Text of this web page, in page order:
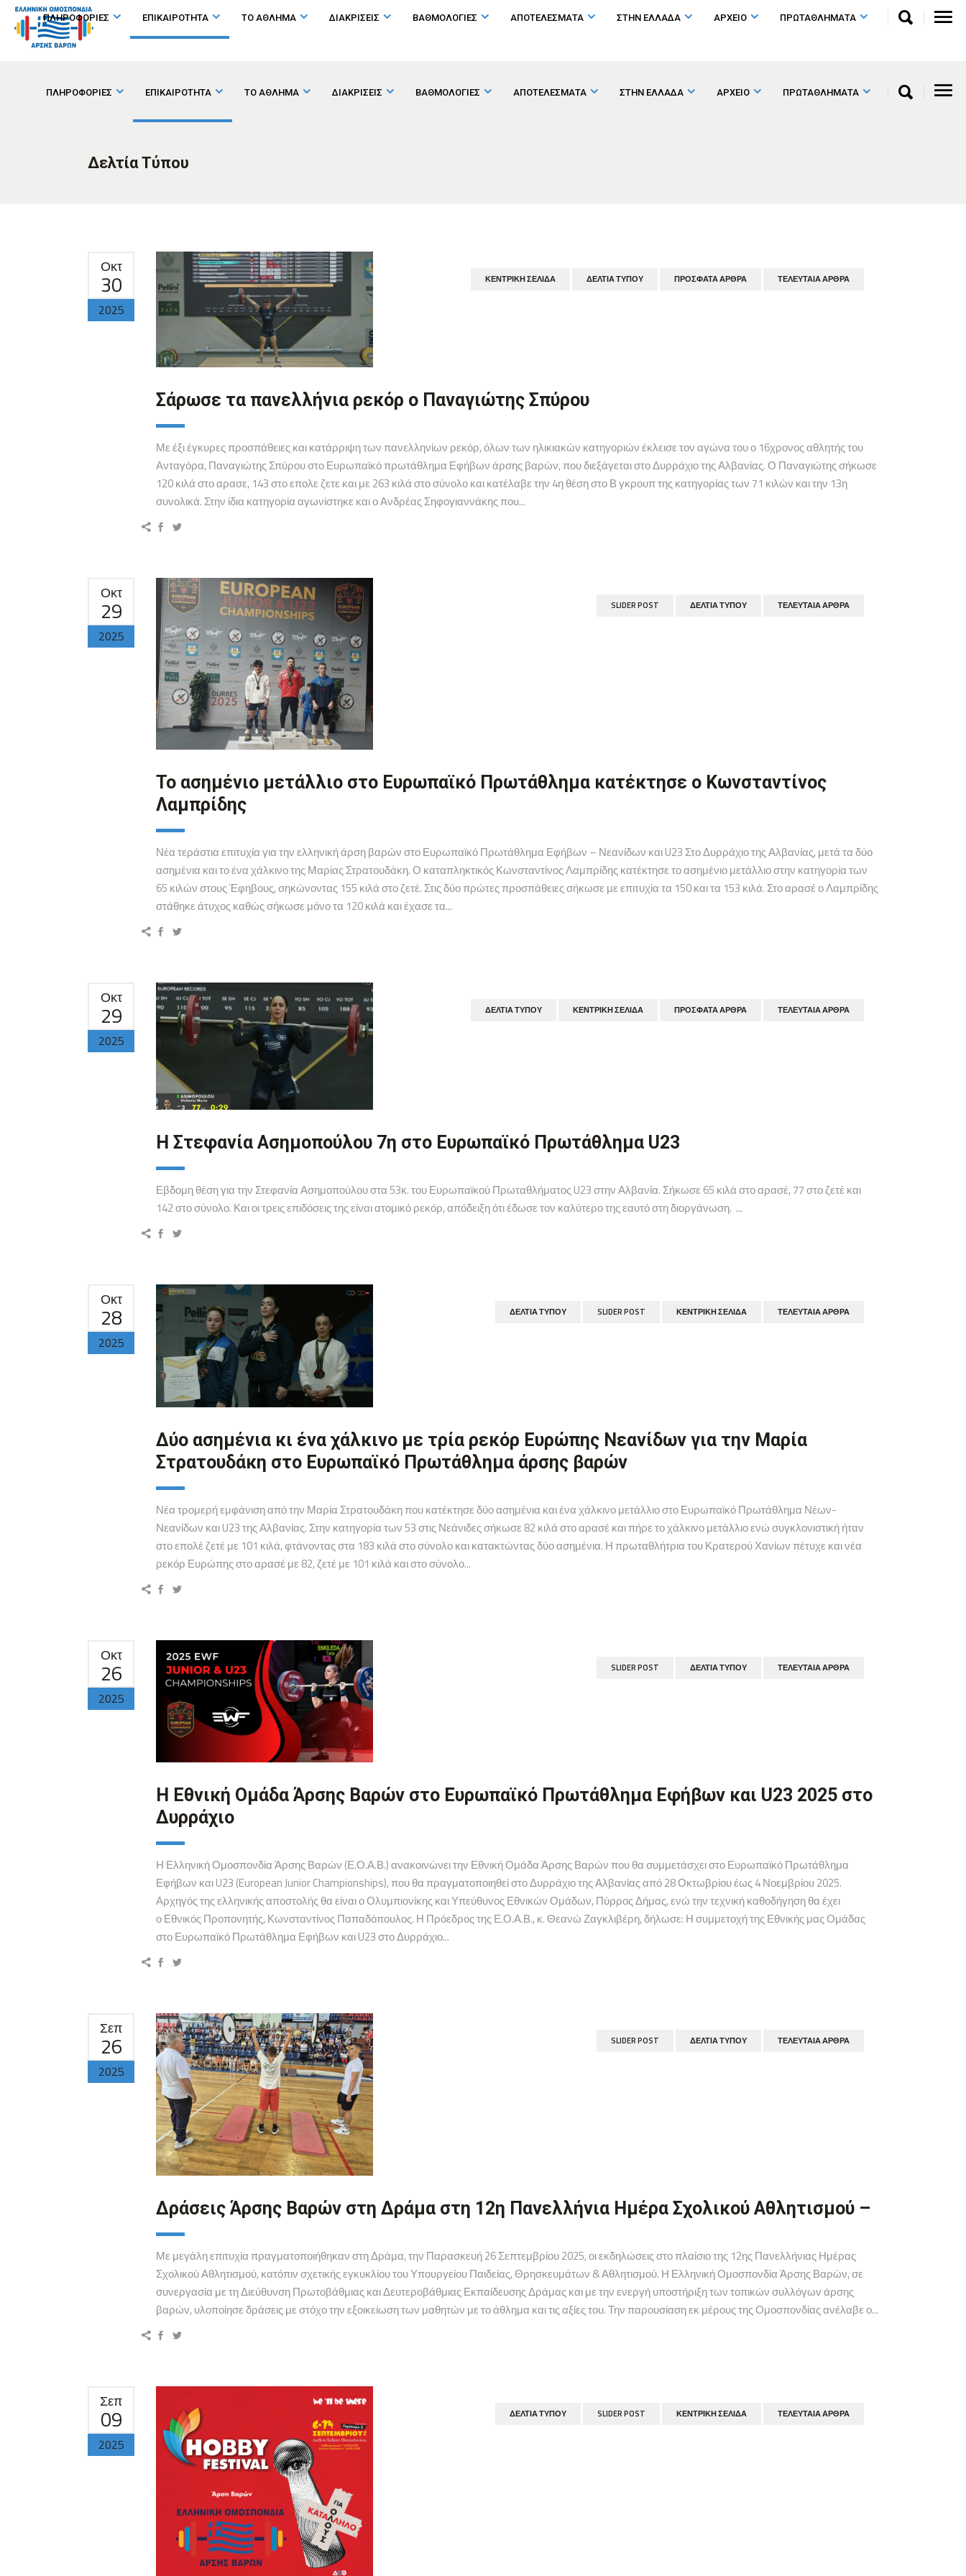
ΠΛΗΡΟΦΟΡΙΕΣ ΕΠΙΚΑΙΡΟΤΗΤΑ ΤΟ ΑΘΛΗΜΑ ΔΙΑΚΡΙΣΕΙΣ ΒΑΘΜΟΛΟΓΙΕΣ ΑΠΟΤΕΛΕΣΜΑΤΑ ΣΤΗΝ ΕΛΛΑΔΑ ΑΡΧΕΙΟ ΠΡΩΤΑΘΛΗΜΑΤΑ
ΠΛΗΡΟΦΟΡΙΕΣ ΕΠΙΚΑΙΡΟΤΗΤΑ ΤΟ ΑΘΛΗΜΑ ΔΙΑΚΡΙΣΕΙΣ ΒΑΘΜΟΛΟΓΙΕΣ ΑΠΟΤΕΛΕΣΜΑΤΑ ΣΤΗΝ ΕΛΛΑΔΑ ΑΡΧΕΙΟ ΠΡΩΤΑΘΛΗΜΑΤΑ
Δελτία Τύπου
Οκτ
30
2025
ΚΕΝΤΡΙΚΉ ΣΕΛΊΔΑ ΔΕΛΤΊΑ ΤΎΠΟΥ ΠΡΌΣΦΑΤΑ ΆΡΘΡΑ ΤΕΛΕΥΤΑΊΑ ΆΡΘΡΑ
Σάρωσε τα πανελλήνια ρεκόρ ο Παναγιώτης Σπύρου
Με έξι έγκυρες προσπάθειες και κατάρριψη των πανελληνίων ρεκόρ, όλων των ηλικιακών κατηγοριών έκλεισε τον αγώνα του ο 16χρονος αθλητής του
Ανταγόρα, Παναγιώτης Σπύρου στο Ευρωπαϊκό πρωτάθλημα Εφήβων άρσης βαρών, που διεξάγεται στο Δυρράχιο της Αλβανίας. Ο Παναγιώτης σήκωσε
120 κιλά στο αρασε, 143 στο επολε ζετε και με 263 κιλά στο σύνολο και κατέλαβε την 4η θέση στο Β γκρουπ της κατηγορίας των 71 κιλών και την 13η
συνολικά. Στην ίδια κατηγορία αγωνίστηκε και ο Ανδρέας Σηφογιαννάκης που...
Οκτ
29
2025
SLIDER POST ΔΕΛΤΊΑ ΤΎΠΟΥ ΤΕΛΕΥΤΑΊΑ ΆΡΘΡΑ
Το ασημένιο μετάλλιο στο Ευρωπαϊκό Πρωτάθλημα κατέκτησε ο Κωνσταντίνος
Λαμπρίδης
Νέα τεράστια επιτυχία για την ελληνική άρση βαρών στο Ευρωπαϊκό Πρωτάθλημα Εφήβων – Νεανίδων και U23 Στο Δυρράχιο της Αλβανίας, μετά τα δύο
ασημένια και το ένα χάλκινο της Μαρίας Στρατουδάκη. Ο καταπληκτικός Κωνσταντίνος Λαμπρίδης κατέκτησε το ασημένιο μετάλλιο στην κατηγορία των
65 κιλών στους Έφηβους, σηκώνοντας 155 κιλά στο ζετέ. Στις δύο πρώτες προσπάθειες σήκωσε με επιτυχία τα 150 και τα 153 κιλά. Στο αρασέ ο Λαμπρίδης
στάθηκε άτυχος καθώς σήκωσε μόνο τα 120 κιλά και έχασε τα...
Οκτ
29
2025
ΔΕΛΤΊΑ ΤΎΠΟΥ ΚΕΝΤΡΙΚΉ ΣΕΛΊΔΑ ΠΡΌΣΦΑΤΑ ΆΡΘΡΑ ΤΕΛΕΥΤΑΊΑ ΆΡΘΡΑ
Η Στεφανία Ασημοπούλου 7η στο Ευρωπαϊκό Πρωτάθλημα U23
Εβδομη θέση για την Στεφανία Ασημοπούλου στα 53κ. του Ευρωπαϊκού Πρωταθλήματος U23 στην Αλβανία. Σήκωσε 65 κιλά στο αρασέ, 77 στο ζετέ και
142 στο σύνολο. Και οι τρεις επιδόσεις της είναι ατομικό ρεκόρ, απόδειξη ότι έδωσε τον καλύτερο της εαυτό στη διοργάνωση. ...
Οκτ
28
2025
ΔΕΛΤΊΑ ΤΎΠΟΥ SLIDER POST ΚΕΝΤΡΙΚΉ ΣΕΛΊΔΑ ΤΕΛΕΥΤΑΊΑ ΆΡΘΡΑ
Δύο ασημένια κι ένα χάλκινο με τρία ρεκόρ Ευρώπης Νεανίδων για την Μαρία
Στρατουδάκη στο Ευρωπαϊκό Πρωτάθλημα άρσης βαρών
Νέα τρομερή εμφάνιση από την Μαρία Στρατουδάκη που κατέκτησε δύο ασημένια και ένα χάλκινο μετάλλιο στο Ευρωπαϊκό Πρωτάθλημα Νέων-
Νεανίδων και U23 της Αλβανίας. Στην κατηγορία των 53 στις Νεάνιδες σήκωσε 82 κιλά στο αρασέ και πήρε το χάλκινο μετάλλιο ενώ συγκλονιστική ήταν
στο επολέ ζετέ με 101 κιλά, φτάνοντας στα 183 κιλά στο σύνολο και κατακτώντας δύο ασημένια. Η πρωταθλήτρια του Κρατερού Χανίων πέτυχε και νέα
ρεκόρ Ευρώπης στο αρασέ με 82, ζετέ με 101 κιλά και στο σύνολο...
Οκτ
26
2025
SLIDER POST ΔΕΛΤΊΑ ΤΎΠΟΥ ΤΕΛΕΥΤΑΊΑ ΆΡΘΡΑ
Η Εθνική Ομάδα Άρσης Βαρών στο Ευρωπαϊκό Πρωτάθλημα Εφήβων και U23 2025 στο
Δυρράχιο
Η Ελληνική Ομοσπονδία Άρσης Βαρών (Ε.Ο.Α.Β.) ανακοινώνει την Εθνική Ομάδα Άρσης Βαρών που θα συμμετάσχει στο Ευρωπαϊκό Πρωτάθλημα
Εφήβων και U23 (European Junior Championships), που θα πραγματοποιηθεί στο Δυρράχιο της Αλβανίας από 28 Οκτωβρίου έως 4 Νοεμβρίου 2025.
Αρχηγός της ελληνικής αποστολής θα είναι ο Ολυμπιονίκης και Υπεύθυνος Εθνικών Ομάδων, Πύρρος Δήμας, ενώ την τεχνική καθοδήγηση θα έχει
ο Εθνικός Προπονητής, Κωνσταντίνος Παπαδόπουλος. Η Πρόεδρος της Ε.Ο.Α.Β., κ. Θεανώ Ζαγκλιβέρη, δήλωσε: Η συμμετοχή της Εθνικής μας Ομάδας
στο Ευρωπαϊκό Πρωτάθλημα Εφήβων και U23 στο Δυρράχιο...
Σεπ
26
2025
SLIDER POST ΔΕΛΤΊΑ ΤΎΠΟΥ ΤΕΛΕΥΤΑΊΑ ΆΡΘΡΑ
Δράσεις Άρσης Βαρών στη Δράμα στη 12η Πανελλήνια Ημέρα Σχολικού Αθλητισμού –
Με μεγάλη επιτυχία πραγματοποιήθηκαν στη Δράμα, την Παρασκευή 26 Σεπτεμβρίου 2025, οι εκδηλώσεις στο πλαίσιο της 12ης Πανελλήνιας Ημέρας
Σχολικού Αθλητισμού, κατόπιν σχετικής εγκυκλίου του Υπουργείου Παιδείας, Θρησκευμάτων & Αθλητισμού. Η Ελληνική Ομοσπονδία Άρσης Βαρών, σε
συνεργασία με τη Διεύθυνση Πρωτοβάθμιας και Δευτεροβάθμιας Εκπαίδευσης Δράμας και με την ενεργή υποστήριξη των τοπικών συλλόγων άρσης
βαρών, υλοποίησε δράσεις με στόχο την εξοικείωση των μαθητών με το άθλημα και τις αξίες του. Την παρουσίαση εκ μέρους της Ομοσπονδίας ανέλαβε ο...
Σεπ
09
2025
ΔΕΛΤΊΑ ΤΎΠΟΥ SLIDER POST ΚΕΝΤΡΙΚΉ ΣΕΛΊΔΑ ΤΕΛΕΥΤΑΊΑ ΆΡΘΡΑ